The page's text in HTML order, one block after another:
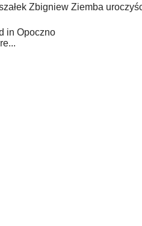
Zbigniew Ziemba
in Opoczno